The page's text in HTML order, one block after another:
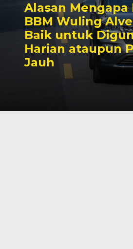
Alasan Mengapa
BBM Wuling
Baik untuk
Harian ataupun
Jauh